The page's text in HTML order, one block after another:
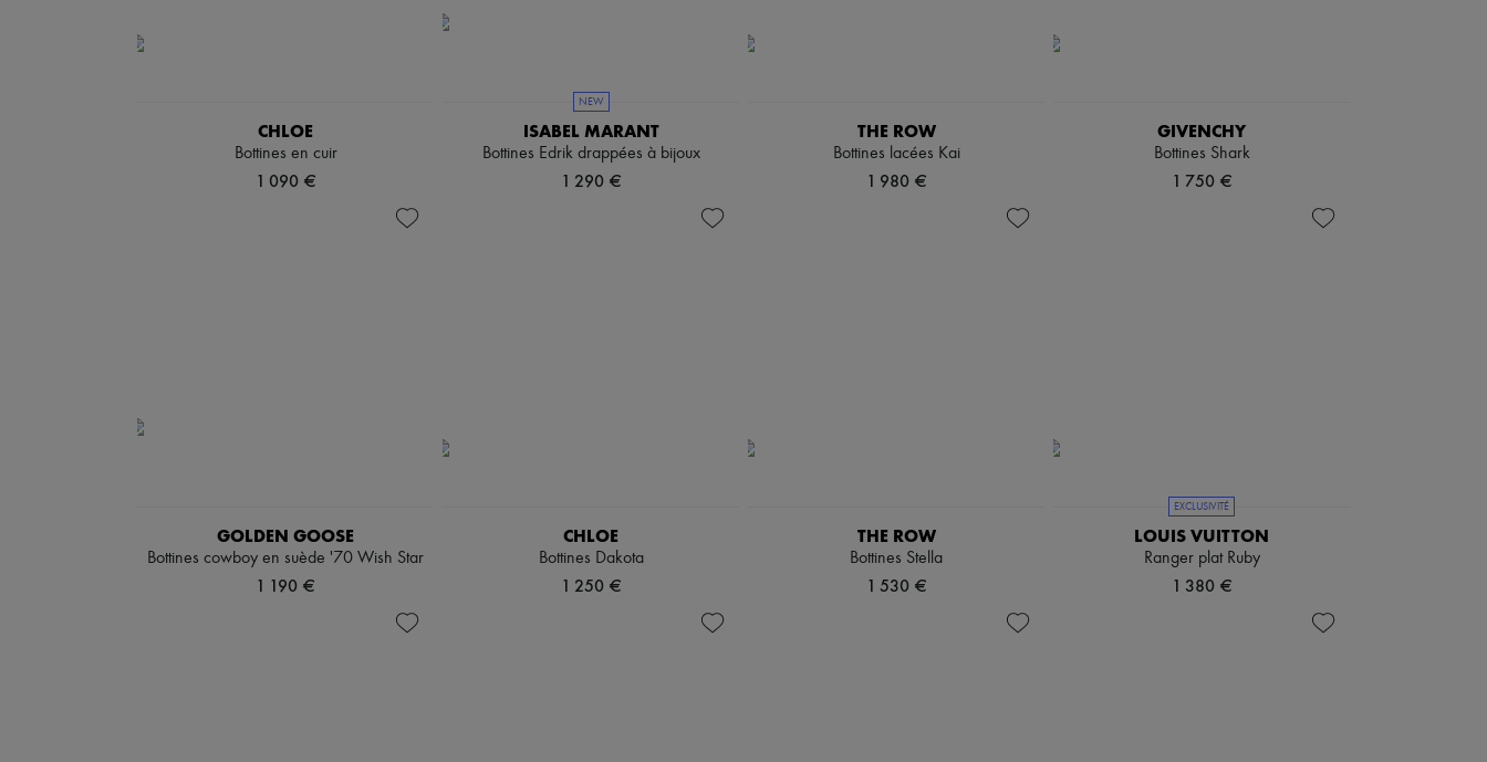
CHLOE
Bottines en cuir
1 090 €
NEW
ISABEL MARANT
Bottines Edrik drappées à bijoux
1 290 €
THE ROW
Bottines lacées Kai
1 980 €
GIVENCHY
Bottines Shark
1 750 €
GOLDEN GOOSE
Bottines cowboy en suède '70 Wish Star
1 190 €
CHLOE
Bottines Dakota
1 250 €
THE ROW
Bottines Stella
1 530 €
EXCLUSIVITÉ
LOUIS VUITTON
Ranger plat Ruby
1 380 €